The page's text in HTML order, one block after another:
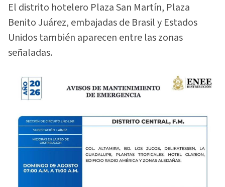
El distrito hotelero Plaza San Martín, Plaza
Benito Juárez, embajadas de Brasil y Estados
Unidos también aparecen entre las zonas
señaladas.